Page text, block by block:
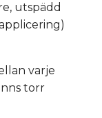
utspädd
varje
torr